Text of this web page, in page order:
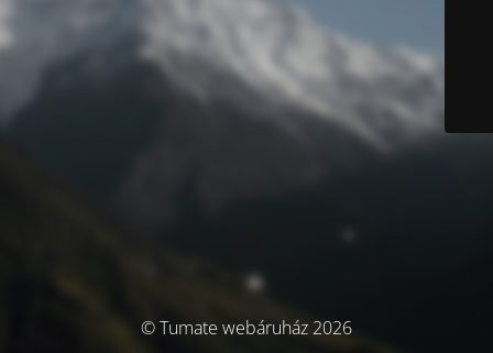
© Tumate webáruház 2026